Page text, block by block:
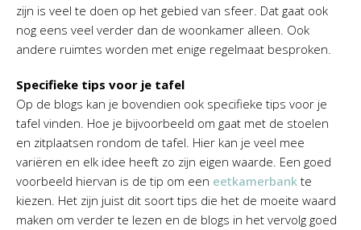
zijn is veel te doen op het gebied van sfeer. Dat gaat ook
nog eens veel verder dan de woonkamer alleen. Ook
andere ruimtes worden met enige regelmaat besproken.
Specifieke tips voor je tafel
Op de blogs kan je bovendien ook specifieke tips voor je
tafel vinden. Hoe je bijvoorbeeld om gaat met de stoelen
en zitplaatsen rondom de tafel. Hier kan je veel mee
variëren en elk idee heeft zo zijn eigen waarde. Een goed
voorbeeld hiervan is de tip om een eetkamerbank te
kiezen. Het zijn juist dit soort tips die het de moeite waard
maken om verder te lezen en de blogs in het vervolg goed